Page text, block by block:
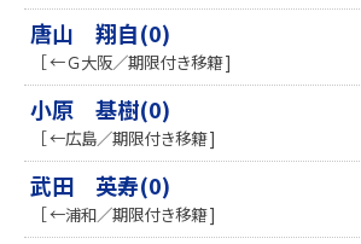
唐山 翔自(0)
［ ←Ｇ大阪／期限付き移籍 ]
小原 基樹(0)
［ ←広島／期限付き移籍 ]
武田 英寿(0)
［ ←浦和／期限付き移籍 ]